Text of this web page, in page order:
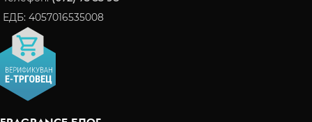
ЕДБ: 4057016535008